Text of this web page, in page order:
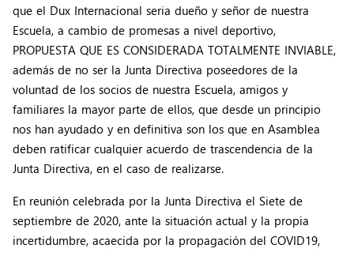
que el Dux Internacional seria dueño y señor de nuestra
Escuela, a cambio de promesas a nivel deportivo,
PROPUESTA QUE ES CONSIDERADA TOTALMENTE INVIABLE,
además de no ser la Junta Directiva poseedores de la
voluntad de los socios de nuestra Escuela, amigos y
familiares la mayor parte de ellos, que desde un principio
nos han ayudado y en definitiva son los que en Asamblea
deben ratificar cualquier acuerdo de trascendencia de la
Junta Directiva, en el caso de realizarse.
En reunión celebrada por la Junta Directiva el Siete de
septiembre de 2020, ante la situación actual y la propia
incertidumbre, acaecida por la propagación del COVID19,